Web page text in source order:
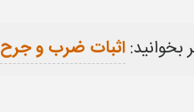
بخوانید: اثبات ضرب و جرح